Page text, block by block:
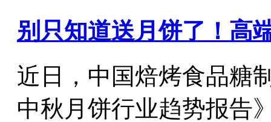
别只知道送月饼了！高
近日，中国焙烤食品糖
中秋月饼行业趋势报告